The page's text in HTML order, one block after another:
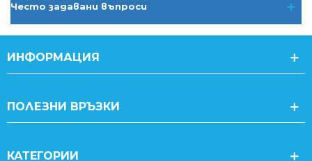
Често задавани въпроси
ИНФОРМАЦИЯ
ПОЛЕЗНИ ВРЪЗКИ
КАТЕГОРИИ